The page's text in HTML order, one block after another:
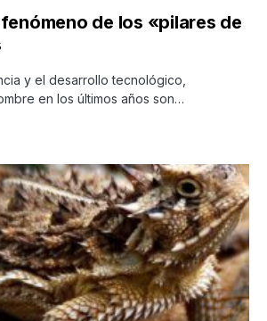
de los «pilares de
y el desarrollo tecnológico,
en los últimos años son…